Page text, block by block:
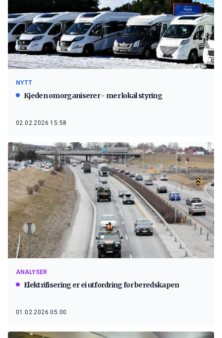
NYTT
Kjeden omorganiserer - mer lokal styring
02.02.2026 15:58
ANALYSER
Elektrifisering er ei utfordring for beredskapen
01.02.2026 05:00